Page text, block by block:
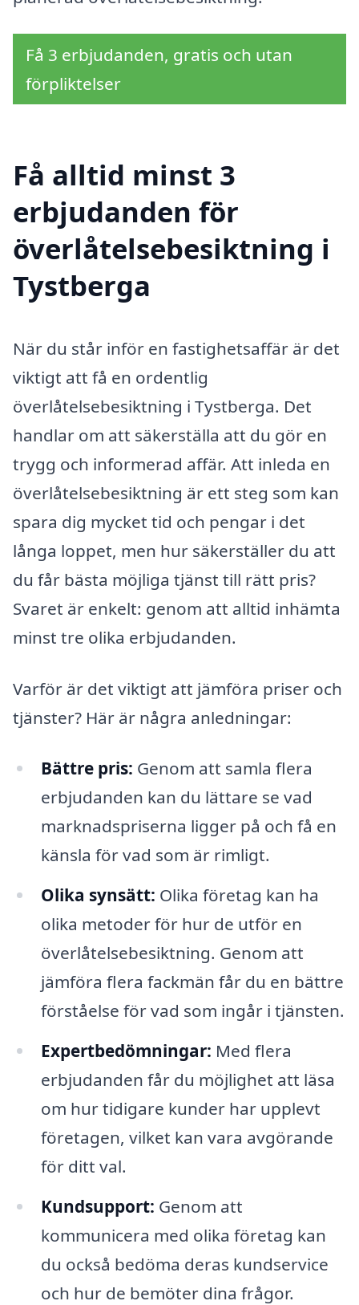
Få 3 erbjudanden, gratis och utan
förpliktelser
Få alltid minst 3
erbjudanden för
överlåtelsebesiktning i
Tystberga
När du står inför en fastighetsaffär är det
viktigt att få en ordentlig
överlåtelsebesiktning i Tystberga. Det
handlar om att säkerställa att du gör en
trygg och informerad affär. Att inleda en
överlåtelsebesiktning är ett steg som kan
spara dig mycket tid och pengar i det
långa loppet, men hur säkerställer du att
du får bästa möjliga tjänst till rätt pris?
Svaret är enkelt: genom att alltid inhämta
minst tre olika erbjudanden.
Varför är det viktigt att jämföra priser och
tjänster? Här är några anledningar:
Bättre pris: Genom att samla flera
erbjudanden kan du lättare se vad
marknadspriserna ligger på och få en
känsla för vad som är rimligt.
Olika synsätt: Olika företag kan ha
olika metoder för hur de utför en
överlåtelsebesiktning. Genom att
jämföra flera fackmän får du en bättre
förståelse för vad som ingår i tjänsten.
Expertbedömningar: Med flera
erbjudanden får du möjlighet att läsa
om hur tidigare kunder har upplevt
företagen, vilket kan vara avgörande
för ditt val.
Kundsupport: Genom att
kommunicera med olika företag kan
du också bedöma deras kundservice
och hur de bemöter dina frågor.